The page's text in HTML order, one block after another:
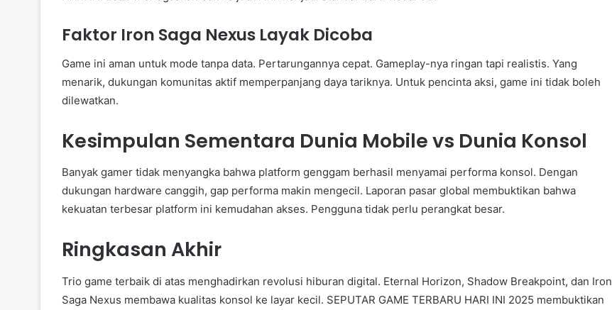
Faktor Iron Saga Nexus Layak Dicoba
Game ini aman untuk mode tanpa data. Pertarungannya cepat. Gameplay-nya ringan tapi realistis. Yang
menarik, dukungan komunitas aktif memperpanjang daya tariknya. Untuk pencinta aksi, game ini tidak boleh
dilewatkan.
Kesimpulan Sementara Dunia Mobile vs Dunia Konsol
Banyak gamer tidak menyangka bahwa platform genggam berhasil menyamai performa konsol. Dengan
dukungan hardware canggih, gap performa makin mengecil. Laporan pasar global membuktikan bahwa
kekuatan terbesar platform ini kemudahan akses. Pengguna tidak perlu perangkat besar.
Ringkasan Akhir
Trio game terbaik di atas menghadirkan revolusi hiburan digital. Eternal Horizon, Shadow Breakpoint, dan Iron
Saga Nexus membawa kualitas konsol ke layar kecil. SEPUTAR GAME TERBARU HARI INI 2025 membuktikan